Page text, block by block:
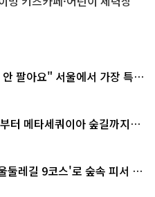
팔아요" 서울에서 가장 특별
터 메타세쿼이아 숲길까지…
둘레길 9코스'로 숲속 피서 떠